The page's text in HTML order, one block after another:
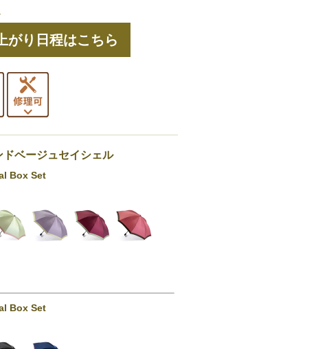
がり日程はこちら
ベージュセイシェル
Box Set
Box Set